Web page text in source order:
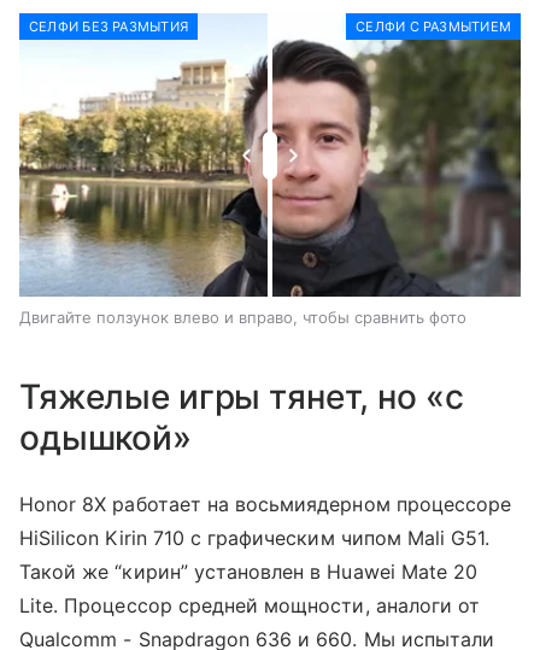
СЕЛФИ БЕЗ РАЗМЫТИЯ СЕЛФИ С РАЗМЫТИЕМ
Двигайте ползунок влево и вправо, чтобы сравнить фото
Тяжелые игры тянет, но «с
одышкой»
Honor 8X работает на восьмиядерном процессоре
HiSilicon Kirin 710 с графическим чипом Mali G51.
Такой же “кирин” установлен в Huawei Mate 20
Lite. Процессор средней мощности, аналоги от
Qualcomm - Snapdragon 636 и 660. Мы испытали